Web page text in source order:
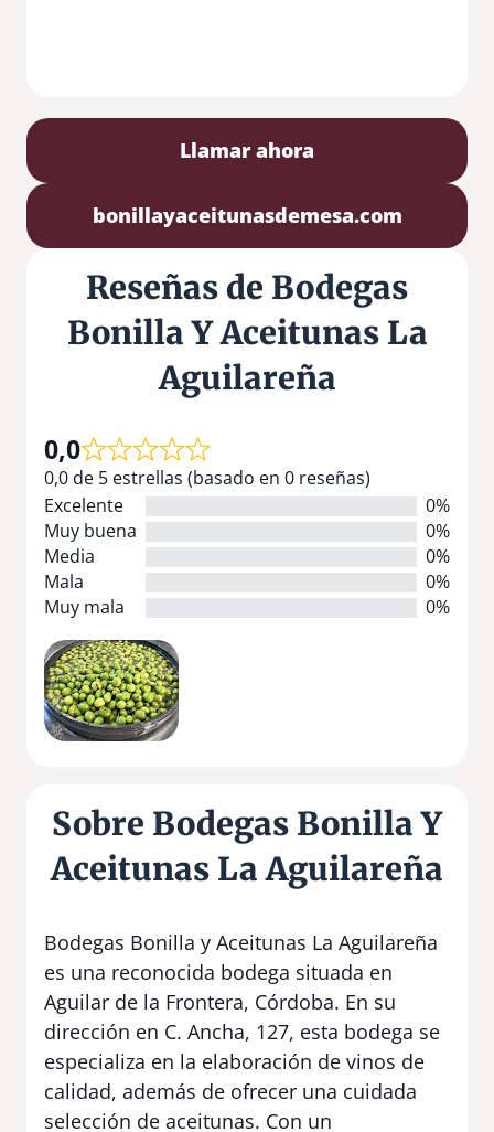
Llamar ahora
bonillayaceitunasdemesa.com
Reseñas de Bodegas
Bonilla Y Aceitunas La
Aguilareña
0,0
0,0 de 5 estrellas (basado en 0 reseñas)
Excelente
0%
Muy buena
0%
Media
0%
Mala
0%
Muy mala
0%
Sobre Bodegas Bonilla Y
Aceitunas La Aguilareña
Bodegas Bonilla y Aceitunas La Aguilareña
es una reconocida bodega situada en
Aguilar de la Frontera, Córdoba. En su
dirección en C. Ancha, 127, esta bodega se
especializa en la elaboración de vinos de
calidad, además de ofrecer una cuidada
selección de aceitunas. Con un